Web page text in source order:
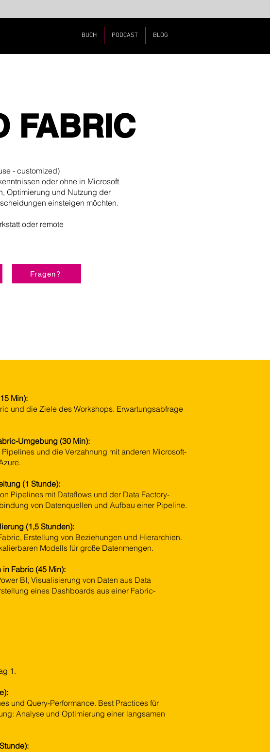
BUCH PODCAST BLOG
FABRIC
- customized)
oder ohne in Microsoft
Optimierung und Nutzung der
einsteigen möchten.
oder remote
Fragen?
Min):
und die Ziele des Workshops. Erwartungsabfrage
Umgebung (30 Min):
und die Verzahnung mit anderen Microsoft-
(1 Stunde):
Pipelines mit Dataflows und der Data Factory-
von Datenquellen und Aufbau einer Pipeline.
(1,5 Stunden):
Erstellung von Beziehungen und Hierarchien.
Modells für große Datenmengen.
Fabric (45 Min):
BI, Visualisierung von Daten aus Data
eines Dashboards aus einer Fabric-
1.
und Query-Performance. Best Practices für
Analyse und Optimierung einer langsamen